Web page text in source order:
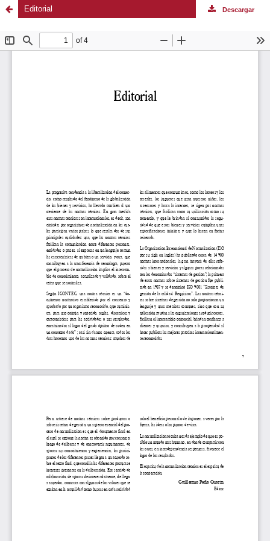
Editorial Descargar